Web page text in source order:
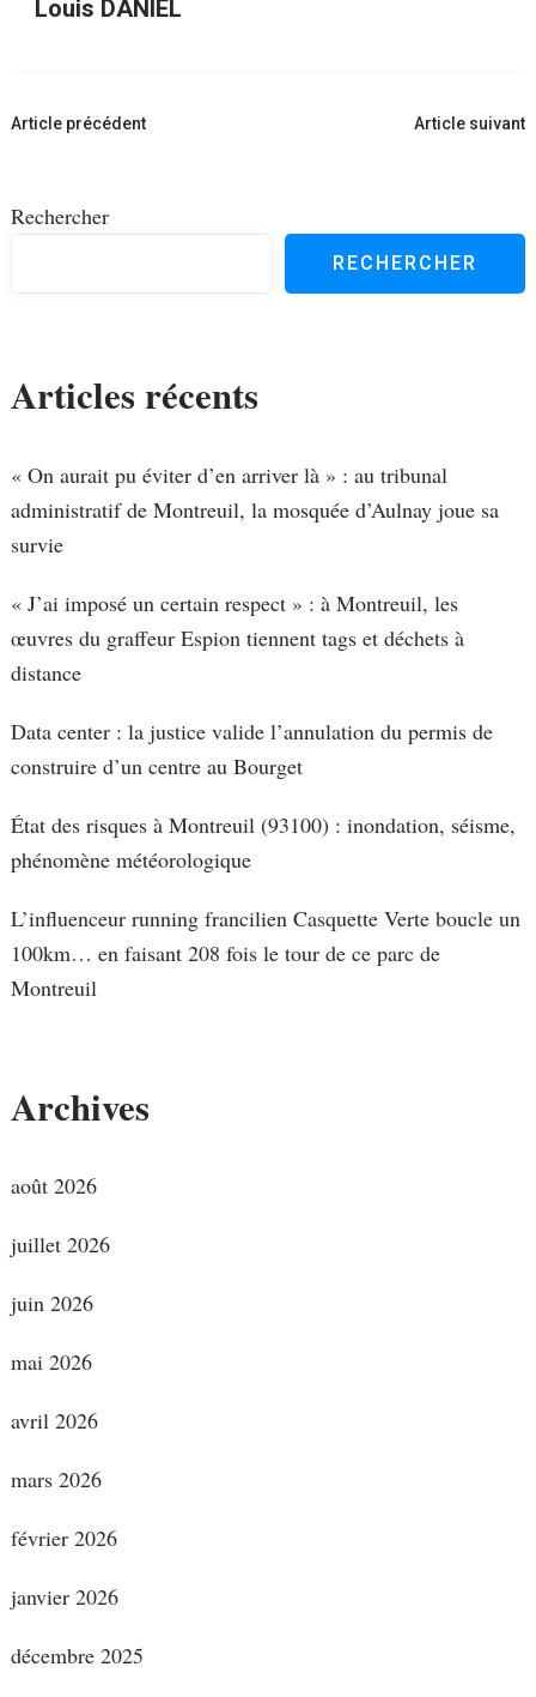
Louis DANIEL
Navigation
Article précédent Article suivant
Rechercher
RECHERCHER
Articles récents
« On aurait pu éviter d’en arriver là » : au tribunal
administratif de Montreuil, la mosquée d’Aulnay joue sa
survie
« J’ai imposé un certain respect » : à Montreuil, les
œuvres du graffeur Espion tiennent tags et déchets à
distance
Data center : la justice valide l’annulation du permis de
construire d’un centre au Bourget
État des risques à Montreuil (93100) : inondation, séisme,
phénomène météorologique
L’influenceur running francilien Casquette Verte boucle un
100km… en faisant 208 fois le tour de ce parc de
Montreuil
Archives
août 2026
juillet 2026
juin 2026
mai 2026
avril 2026
mars 2026
février 2026
janvier 2026
décembre 2025